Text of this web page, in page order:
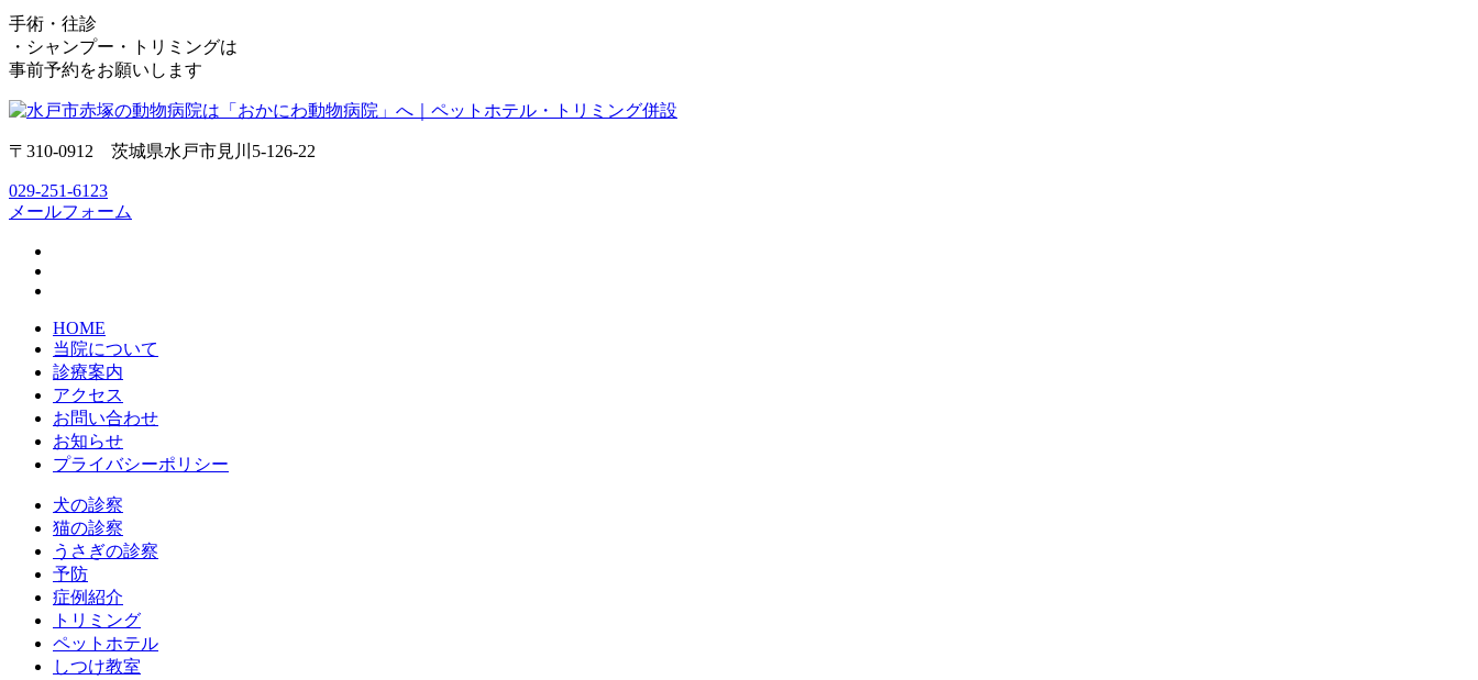
手術・往診
・シャンプー・トリミングは
事前予約をお願いします
〒310-0912 茨城県水戸市見川5-126-22
029-251-6123
メールフォーム
HOME
当院について
診療案内
アクセス
お問い合わせ
お知らせ
プライバシーポリシー
犬の診察
猫の診察
うさぎの診察
予防
症例紹介
トリミング
ペットホテル
しつけ教室